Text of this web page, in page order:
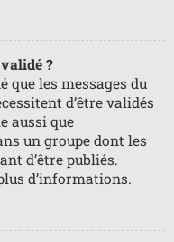
?
que les messages du
d’être validés
aussi que
un groupe dont les
d’être publiés.
d’informations.